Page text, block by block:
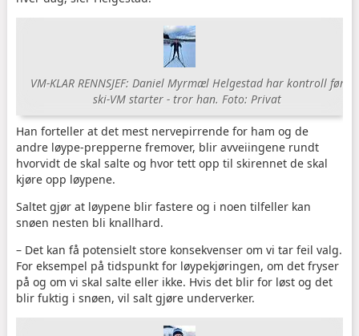
VM-KLAR RENNSJEF: Daniel Myrmæl Helgestad har kontroll før
ski-VM starter - tror han. Foto: Privat
Han forteller at det mest nervepirrende for ham og de
andre løype-prepperne fremover, blir avveiingene rundt
hvorvidt de skal salte og hvor tett opp til skirennet de skal
kjøre opp løypene.
Saltet gjør at løypene blir fastere og i noen tilfeller kan
snøen nesten bli knallhard.
– Det kan få potensielt store konsekvenser om vi tar feil valg.
For eksempel på tidspunkt for løypekjøringen, om det fryser
på og om vi skal salte eller ikke. Hvis det blir for løst og det
blir fuktig i snøen, vil salt gjøre underverker.